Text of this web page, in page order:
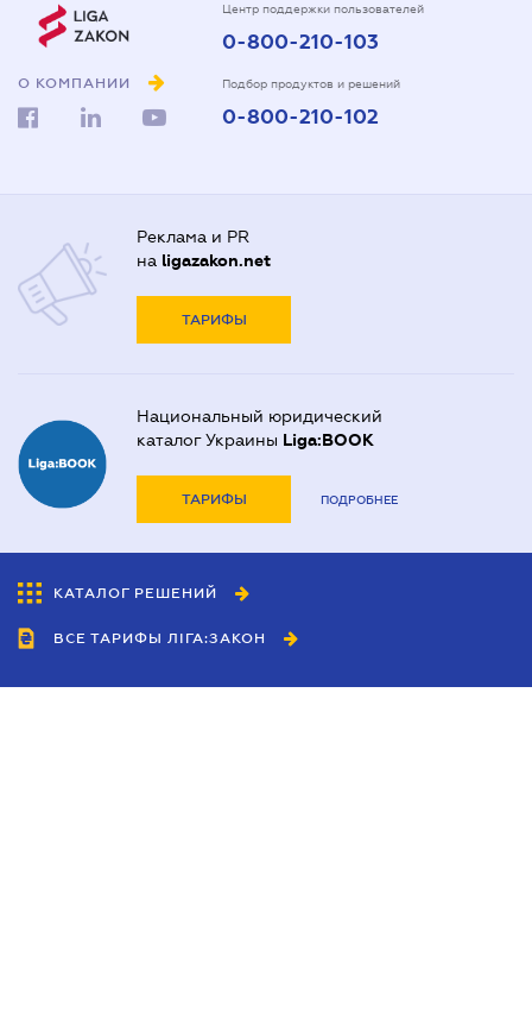
О КОМПАНИИ
Центр поддержки пользователей
0-800-210-103
Подбор продуктов и решений
0-800-210-102
Реклама и PR
на ligazakon.net
ТАРИФЫ
Национальный юридический
каталог Украины Liga:BOOK
ТАРИФЫ ПОДРОБНЕЕ
КАТАЛОГ РЕШЕНИЙ
ВСЕ ТАРИФЫ ЛІГА:ЗАКОН